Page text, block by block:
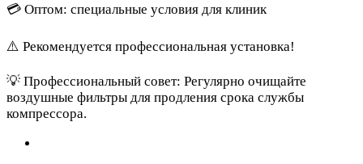
💳 Оптом: специальные условия для клиник
⚠️ Рекомендуется профессиональная установка!
💡 Профессиональный совет: Регулярно очищайте
воздушные фильтры для продления срока службы
компрессора.